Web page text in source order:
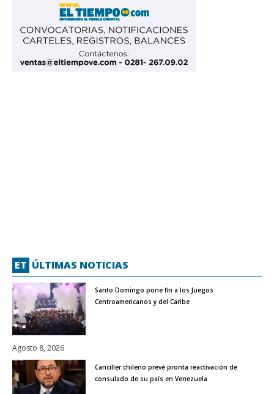
ET ÚLTIMAS NOTICIAS
Santo Domingo pone fin a los Juegos
Centroamericanos y del Caribe
Agosto 8, 2026
Canciller chileno prevé pronta reactivación de
consulado de su país en Venezuela